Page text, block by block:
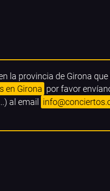
la provincia de Girona
en Girona por favor
al email